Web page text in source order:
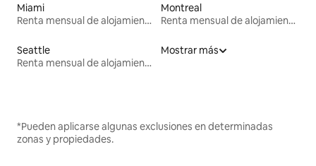
Miami
Renta mensual de alojamientos
Montreal
Renta mensual de alojamientos
Seattle
Renta mensual de alojamientos
Mostrar más
*Pueden aplicarse algunas exclusiones en determinadas
zonas y propiedades.